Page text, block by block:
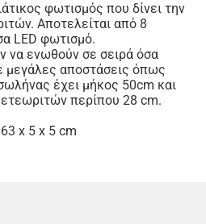
φωτισμός που δίνει την
Αποτελείται από 8
LED φωτισμό.
να ενωθούν σε σειρά όσα
μεγάλες αποστάσεις όπως
έχει μήκος 50cm και
περίπου 28 cm.
x 5 x 5 cm